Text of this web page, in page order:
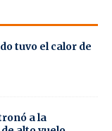
tuvo el calor de
a la